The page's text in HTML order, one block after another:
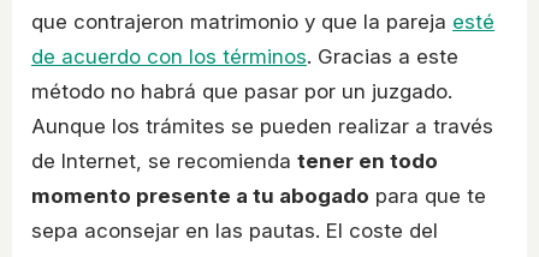
que contrajeron matrimonio y que la pareja esté
de acuerdo con los términos. Gracias a este
método no habrá que pasar por un juzgado.
Aunque los trámites se pueden realizar a través
de Internet, se recomienda tener en todo
momento presente a tu abogado para que te
sepa aconsejar en las pautas. El coste del